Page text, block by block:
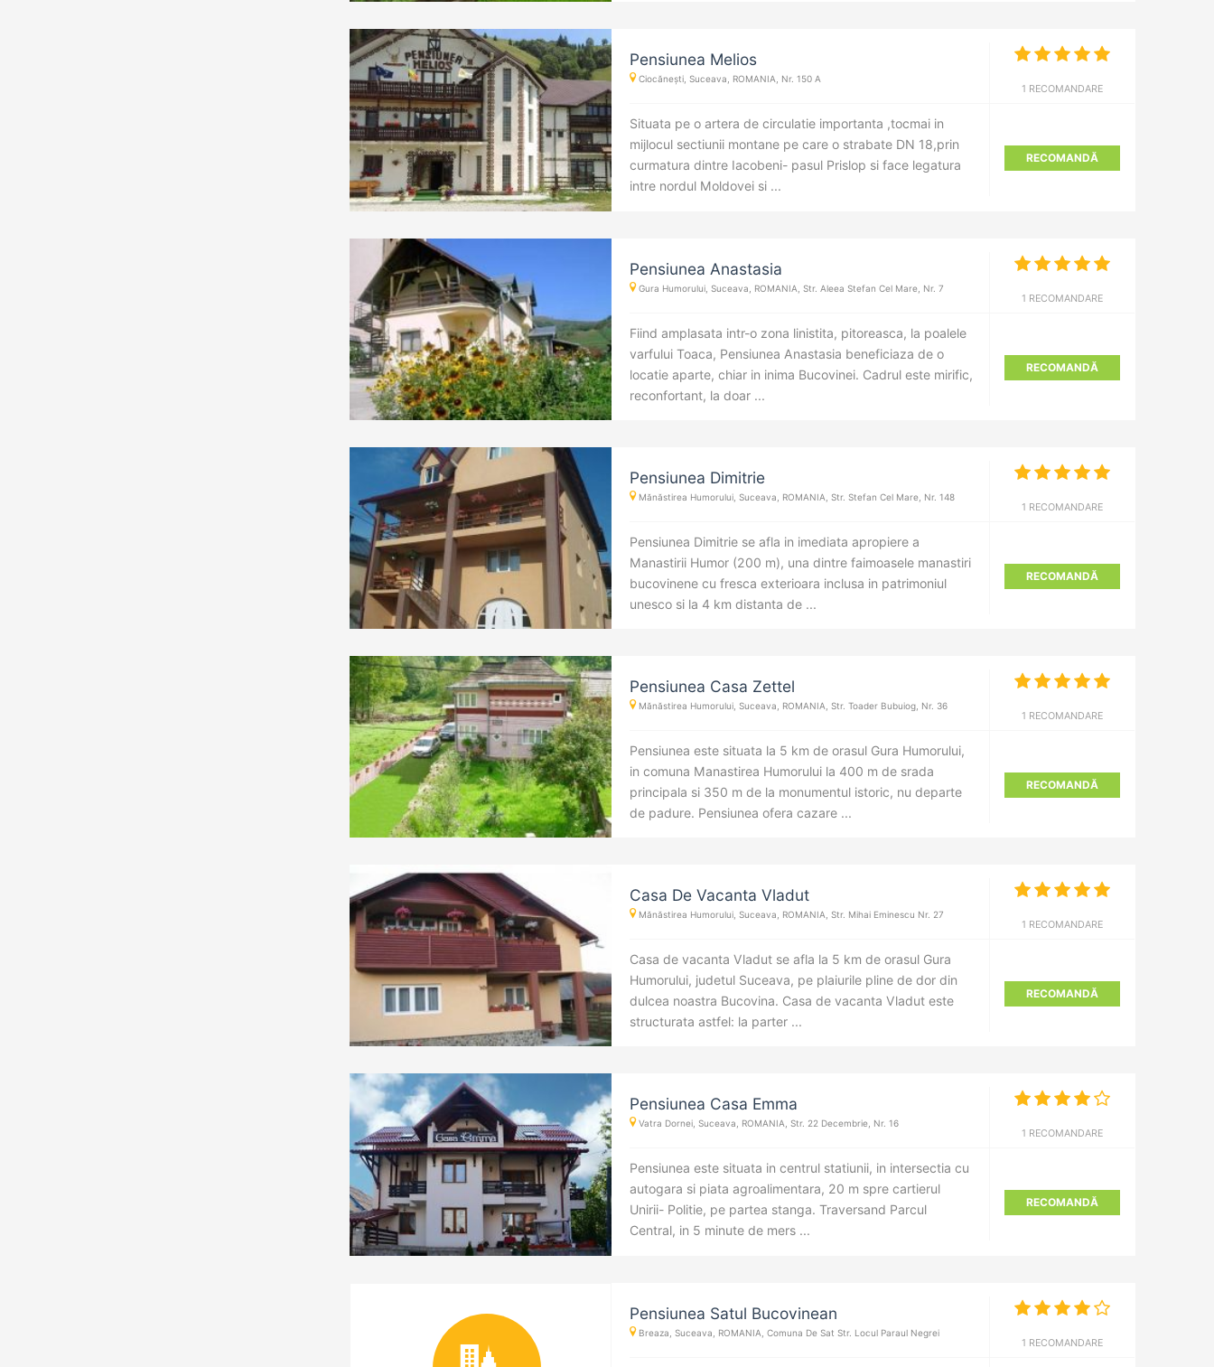
Pensiunea Melios
Ciocănești, Suceava, ROMANIA, Nr. 150 A
1 RECOMANDARE
Situata pe o artera de circulatie importanta ,tocmai in
mijlocul sectiunii montane pe care o strabate DN 18,prin
curmatura dintre Iacobeni- pasul Prislop si face legatura
intre nordul Moldovei si ...
RECOMANDĂ
Pensiunea Anastasia
Gura Humorului, Suceava, ROMANIA, Str. Aleea Stefan Cel Mare, Nr. 7
1 RECOMANDARE
Fiind amplasata intr-o zona linistita, pitoreasca, la poalele
varfului Toaca, Pensiunea Anastasia beneficiaza de o
locatie aparte, chiar in inima Bucovinei. Cadrul este mirific,
reconfortant, la doar ...
RECOMANDĂ
Pensiunea Dimitrie
Mănăstirea Humorului, Suceava, ROMANIA, Str. Stefan Cel Mare, Nr. 148
1 RECOMANDARE
Pensiunea Dimitrie se afla in imediata apropiere a
Manastirii Humor (200 m), una dintre faimoasele manastiri
bucovinene cu fresca exterioara inclusa in patrimoniul
unesco si la 4 km distanta de ...
RECOMANDĂ
Pensiunea Casa Zettel
Mănăstirea Humorului, Suceava, ROMANIA, Str. Toader Bubuiog, Nr. 36
1 RECOMANDARE
Pensiunea este situata la 5 km de orasul Gura Humorului,
in comuna Manastirea Humorului la 400 m de srada
principala si 350 m de la monumentul istoric, nu departe
de padure. Pensiunea ofera cazare ...
RECOMANDĂ
Casa De Vacanta Vladut
Mănăstirea Humorului, Suceava, ROMANIA, Str. Mihai Eminescu Nr. 27
1 RECOMANDARE
Casa de vacanta Vladut se afla la 5 km de orasul Gura
Humorului, judetul Suceava, pe plaiurile pline de dor din
dulcea noastra Bucovina. Casa de vacanta Vladut este
structurata astfel: la parter ...
RECOMANDĂ
Pensiunea Casa Emma
Vatra Dornei, Suceava, ROMANIA, Str. 22 Decembrie, Nr. 16
1 RECOMANDARE
Pensiunea este situata in centrul statiunii, in intersectia cu
autogara si piata agroalimentara, 20 m spre cartierul
Unirii- Politie, pe partea stanga. Traversand Parcul
Central, in 5 minute de mers ...
RECOMANDĂ
Pensiunea Satul Bucovinean
Breaza, Suceava, ROMANIA, Comuna De Sat Str. Locul Paraul Negrei
1 RECOMANDARE